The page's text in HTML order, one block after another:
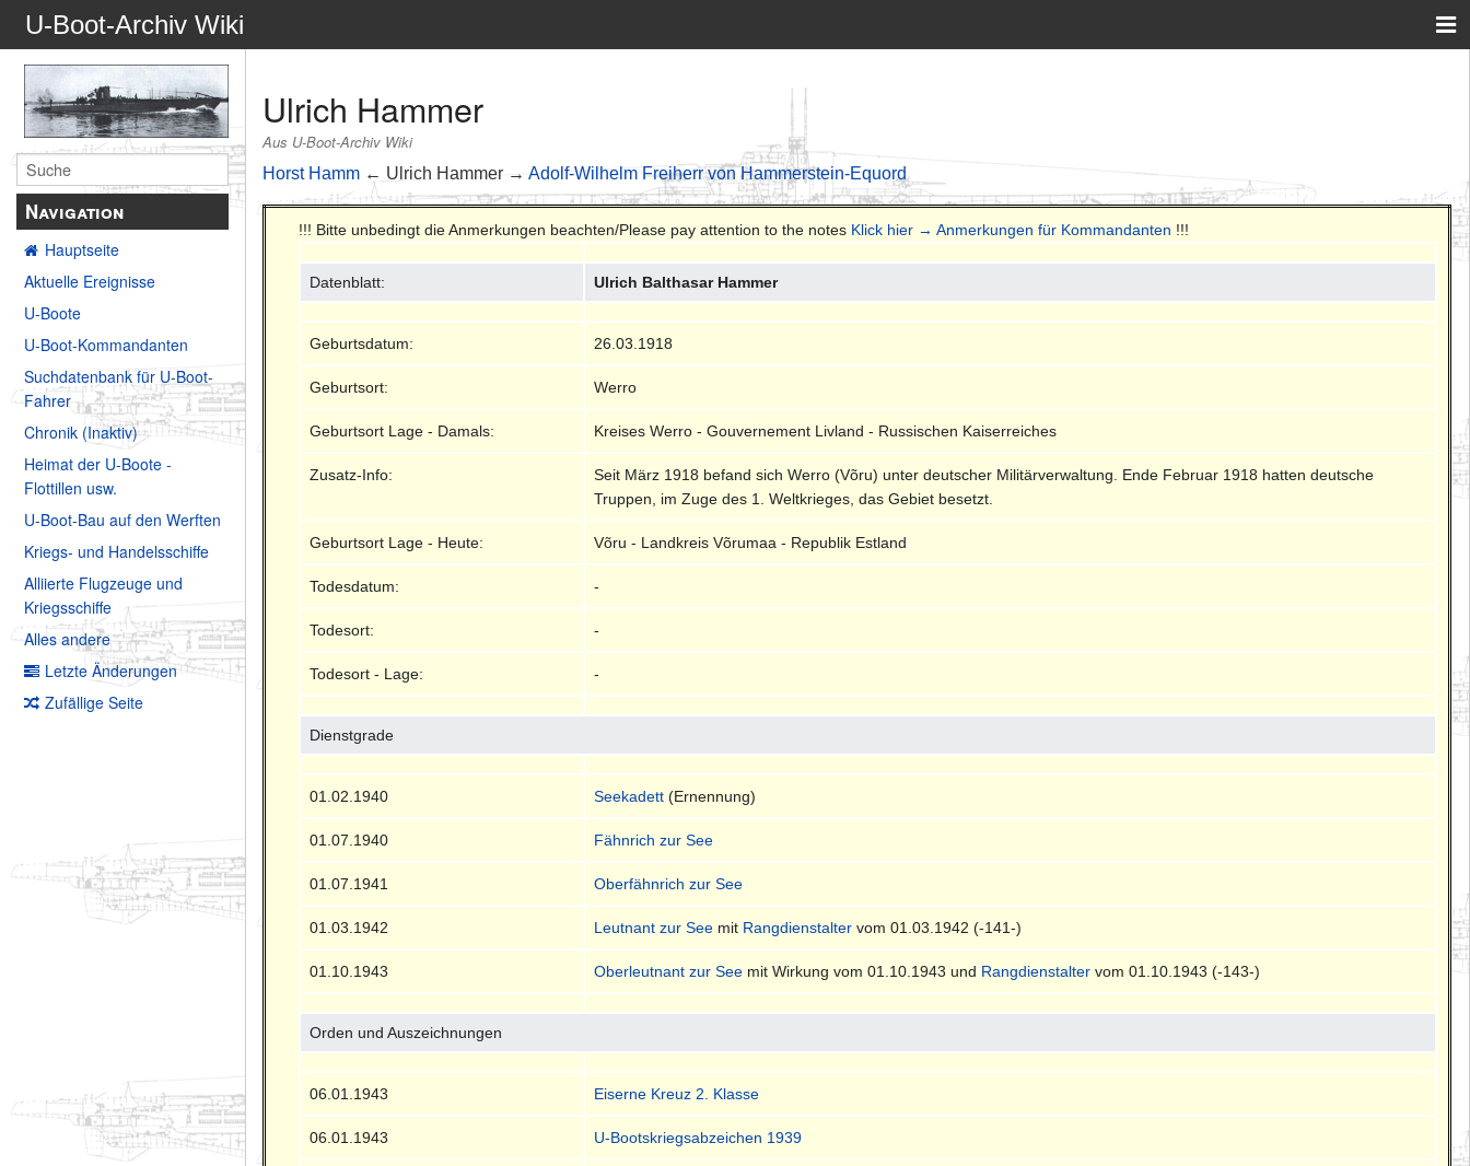
U-Boot-Archiv Wiki
Navigation
Hauptseite
Aktuelle Ereignisse
U-Boote
U-Boot-Kommandanten
Suchdatenbank für U-Boot-
Fahrer
Chronik (Inaktiv)
Heimat der U-Boote -
Flottillen usw.
U-Boot-Bau auf den Werften
Kriegs- und Handelsschiffe
Alliierte Flugzeuge und
Kriegsschiffe
Alles andere
Letzte Änderungen
Zufällige Seite
Ulrich Hammer
Aus U-Boot-Archiv Wiki
Horst Hamm ← Ulrich Hammer →Adolf-Wilhelm Freiherr von Hammerstein-Equord
!!! Bitte unbedingt die Anmerkungen beachten/Please pay attention to the notes Klick hier → Anmerkungen für Kommandanten !!!
Datenblatt: Ulrich Balthasar Hammer
Geburtsdatum: 26.03.1918
Geburtsort: Werro
Geburtsort Lage - Damals: Kreises Werro - Gouvernement Livland - Russischen Kaiserreiches
Zusatz-Info:
Seit März 1918 befand sich Werro (Võru) unter deutscher Militärverwaltung. Ende Februar 1918 hatten deutsche
Truppen, im Zuge des 1. Weltkrieges, das Gebiet besetzt.
Geburtsort Lage - Heute: Võru - Landkreis Võrumaa - Republik Estland
Todesdatum: -
Todesort: -
Todesort - Lage: -
Dienstgrade
01.02.1940 Seekadett (Ernennung)
01.07.1940 Fähnrich zur See
01.07.1941 Oberfähnrich zur See
01.03.1942 Leutnant zur See mit Rangdienstalter vom 01.03.1942 (-141-)
01.10.1943 Oberleutnant zur See mit Wirkung vom 01.10.1943 und Rangdienstalter vom 01.10.1943 (-143-)
Orden und Auszeichnungen
06.01.1943 Eiserne Kreuz 2. Klasse
06.01.1943 U-Bootskriegsabzeichen 1939